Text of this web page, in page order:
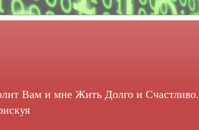
Вам и мне Жить Долго и